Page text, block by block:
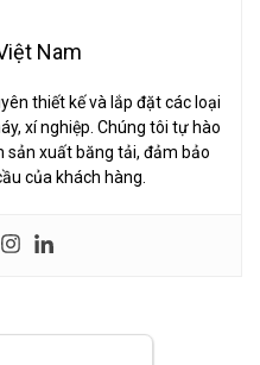
Nam
thiết kế và lắp đặt các loại
xí nghiệp. Chúng tôi tự hào
sản xuất băng tải, đảm bảo
của khách hàng.